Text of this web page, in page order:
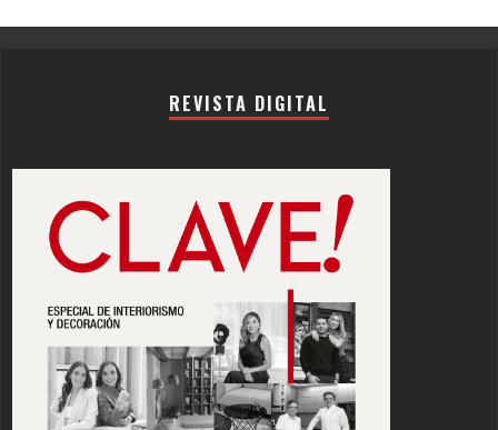
REVISTA DIGITAL